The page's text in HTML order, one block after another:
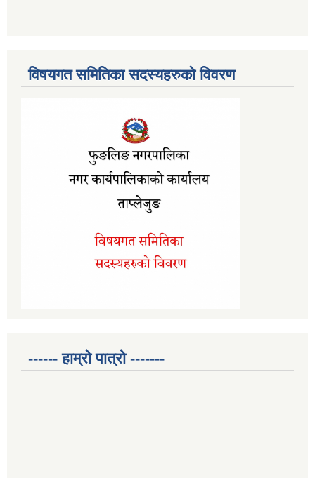
विषयगत समितिका सदस्यहरुको विवरण
------ हाम्रो पात्रो -------